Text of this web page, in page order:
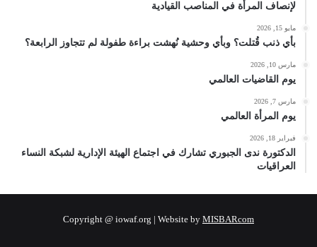
لإنصاف المرأة في المناصب القيادية
مايو 15, 2026
بأي ذنب قُتلت؟ وبأي وحشية نُهشت براءة طفولة لم تتجاوز الرابعة؟
مارس 10, 2026
يوم القاضيات العالمي
مارس 7, 2026
يوم المرأة العالمي
فبراير 18, 2026
الدكتورة ندى الجبوري تشارك في اجتماع الهيئة الإدارية لشبكة النساء
العراقيات
Copyright @ iowaf.org | Website by MISBARcom